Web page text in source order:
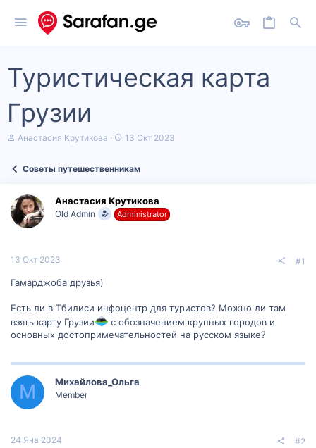
Туристическая карта
Грузии
А
т
е
м
ы
Анастасия Крутикова
Д
а
ч
а
13 Окт 2023
Советы путешественникам
Анастасия Крутикова
Old Admin Administrator
13 Окт 2023 #1
Гамарджоба друзья)
Есть ли в Тбилиси инфоцентр для туристов? Можно ли там
взять карту Грузии
с обозначением крупных городов и
основных достопримечательностей на русском языке?
М Михайлова_Ольга
Member
24 Янв 2024 #2